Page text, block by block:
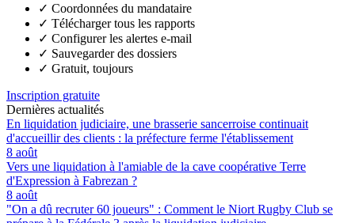
✓ Coordonnées du mandataire
✓ Télécharger tous les rapports
✓ Configurer les alertes e-mail
✓ Sauvegarder des dossiers
✓ Gratuit, toujours
Inscription gratuite
Dernières actualités
En liquidation judiciaire, une brasserie sancerroise continuait
d'accueillir des clients : la préfecture ferme l'établissement
8 août
Vers une liquidation à l'amiable de la cave coopérative Terre
d'Expression à Fabrezan ?
8 août
"On a dû recruter 60 joueurs" : Comment le Niort Rugby Club se